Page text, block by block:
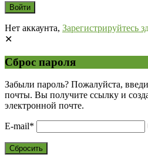
Нет аккаунта, Зарегистрируйтесь
Сброс пароля
Забыли пароль? Пожалуйста,
почты. Вы получите ссылку и
электронной почте.
E-mail*